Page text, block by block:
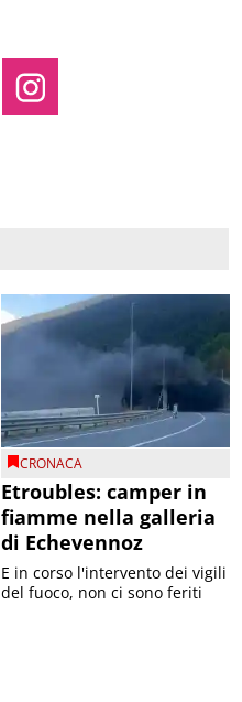
CRONACA
Etroubles: camper in
fiamme nella galleria
di Echevennoz
E in corso l'intervento dei vigili
del fuoco, non ci sono feriti